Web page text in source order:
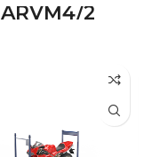
ARVM4/2